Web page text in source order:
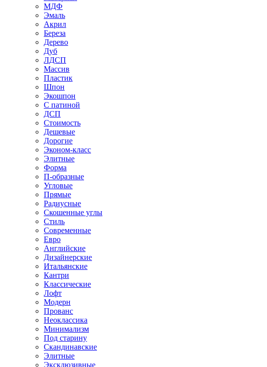
МДФ
Эмаль
Акрил
Береза
Дерево
Дуб
ЛДСП
Массив
Пластик
Шпон
Экошпон
С патиной
ДСП
Стоимость
Дешевые
Дорогие
Эконом-класс
Элитные
Форма
П-образные
Угловые
Прямые
Радиусные
Скошенные углы
Стиль
Современные
Евро
Английские
Дизайнерские
Итальянские
Кантри
Классические
Лофт
Модерн
Прованс
Неоклассика
Минимализм
Под старину
Скандинавские
Элитные
Эксклюзивные